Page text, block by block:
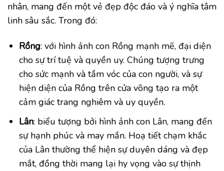
nhân, mang đến một vẻ đẹp độc đáo và ý nghĩa tâm
linh sâu sắc. Trong đó:
Rồng: với hình ảnh con Rồng mạnh mẽ, đại diện
cho sự trí tuệ và quyền uy. Chúng tượng trưng
cho sức mạnh và tầm vóc của con người, và sự
hiện diện của Rồng trên cửa võng tạo ra một
cảm giác trang nghiêm và uy quyền.
Lân: biểu tượng bởi hình ảnh con Lân, mang đến
sự hạnh phúc và may mắn. Hoạ tiết chạm khắc
của Lân thường thể hiện sự duyên dáng và đẹp
mắt, đồng thời mang lại hy vọng vào sự thịnh